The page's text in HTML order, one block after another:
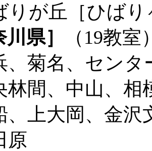
りが丘［ひば
川県］
（19教室
、菊名、センタ
林間、中山、相
、上大岡、金沢
原